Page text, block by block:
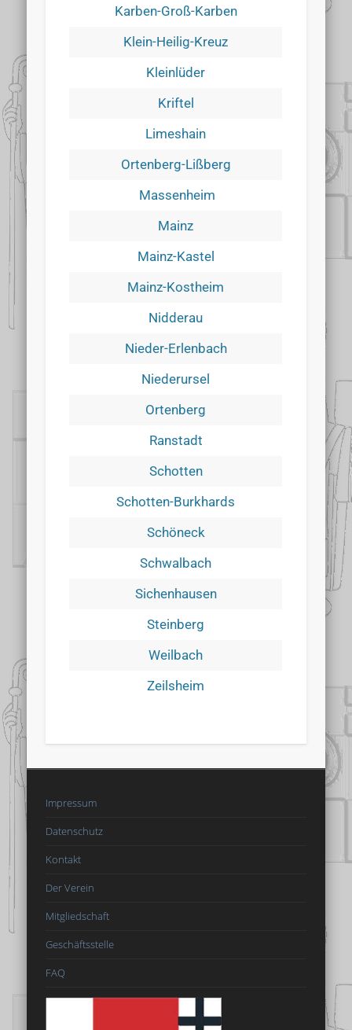
Karben-Groß-Karben
Klein-Heilig-Kreuz
Kleinlüder
Kriftel
Limeshain
Ortenberg-Lißberg
Massenheim
Mainz
Mainz-Kastel
Mainz-Kostheim
Nidderau
Nieder-Erlenbach
Niederursel
Ortenberg
Ranstadt
Schotten
Schotten-Burkhards
Schöneck
Schwalbach
Sichenhausen
Steinberg
Weilbach
Zeilsheim
Impressum
Datenschutz
Kontakt
Der Verein
Mitgliedschaft
Geschäftsstelle
FAQ